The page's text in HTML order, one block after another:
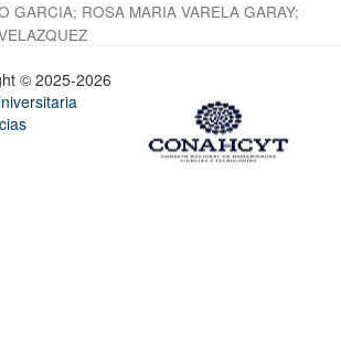
GARCIA; ROSA MARIA VARELA GARAY;
© 2025-2026